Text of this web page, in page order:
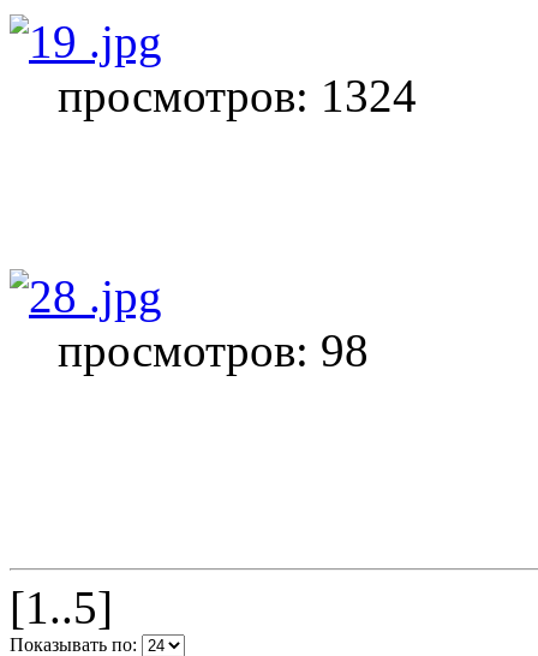
просмотров: 1324
просмотров: 98
[1..5]
Показывать по: